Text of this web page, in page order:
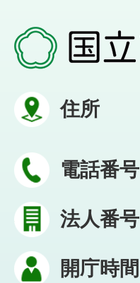
住所
電話番号
法人番号
開庁時間